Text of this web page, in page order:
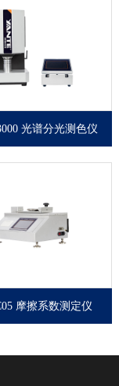
、化工、粮食、
业和其他需要测
光谱分光测色仪
摩擦系数，可直
摩擦系数测定仪